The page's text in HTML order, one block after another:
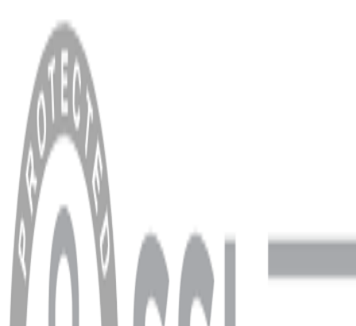
MENÜ
Anasayfa
Hakkımızda
Blog
MÜŞTERİ HİZMETLERİ
Hesabım
Sipariş Sorgulama
Banka Hesap Bilgileri
YARDIM VE DESTEK
Ödeme ve Teslimat Şartları
Garanti ve İade Şartları
info@dukkanhifi.com
0850 441 40 44